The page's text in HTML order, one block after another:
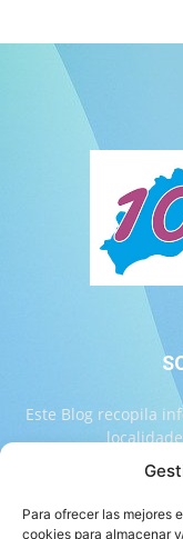
Para ofrecer las mejores
cookies para almacenar
Este Blog recopila